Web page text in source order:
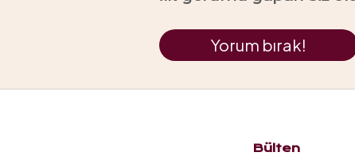
Yorum bırak!
Bülten